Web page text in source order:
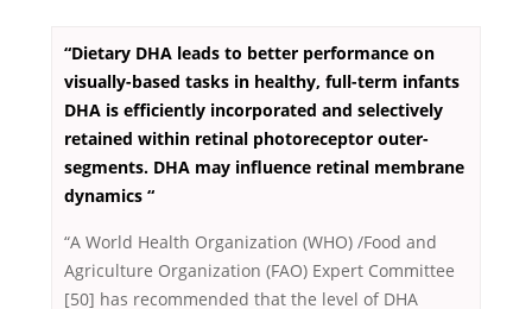
“Dietary DHA leads to better performance on
visually-based tasks in healthy, full-term infants
DHA is efficiently incorporated and selectively
retained within retinal photoreceptor outer-
segments. DHA may influence retinal membrane
dynamics “
“A World Health Organization (WHO) /Food and
Agriculture Organization (FAO) Expert Committee
[50] has recommended that the level of DHA